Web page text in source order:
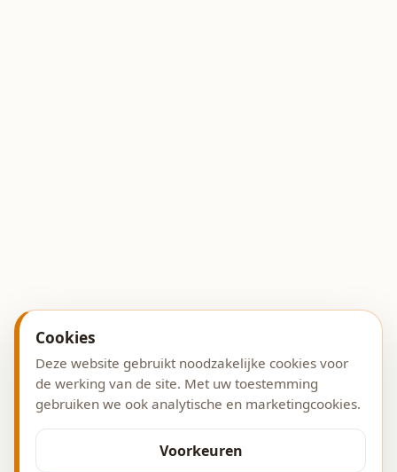
Cookies
Deze website gebruikt noodzakelijke cookies voor
de werking van de site. Met uw toestemming
gebruiken we ook analytische en marketingcookies.
Voorkeuren